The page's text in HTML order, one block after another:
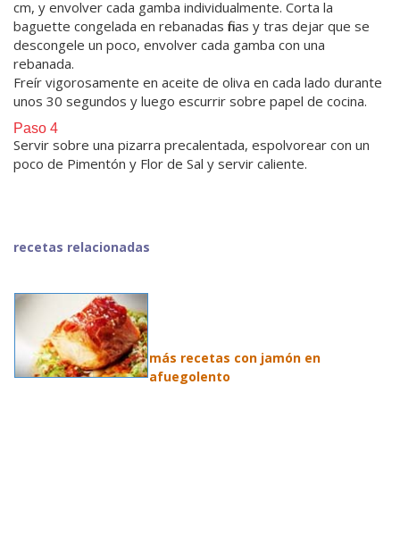
cm, y envolver cada gamba individualmente. Corta la
baguette congelada en rebanadas finas y tras dejar que se
descongele un poco, envolver cada gamba con una
rebanada.
Freír vigorosamente en aceite de oliva en cada lado durante
unos 30 segundos y luego escurrir sobre papel de cocina.
Paso 4
Servir sobre una pizarra precalentada, espolvorear con un
poco de Pimentón y Flor de Sal y servir caliente.
recetas relacionadas
más recetas con jamón en
afuegolento